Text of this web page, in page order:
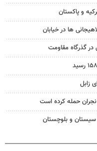
و پاکستان
ها در خیابان
حمله کرده است